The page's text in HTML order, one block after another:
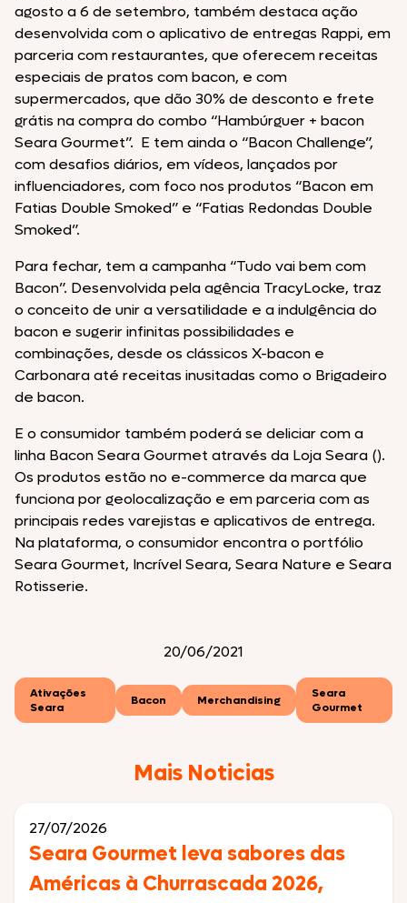
agosto a 6 de setembro, também destaca ação
desenvolvida com o aplicativo de entregas Rappi, em
parceria com restaurantes, que oferecem receitas
especiais de pratos com bacon, e com
supermercados, que dão 30% de desconto e frete
grátis na compra do combo “Hambúrguer + bacon
Seara Gourmet”. E tem ainda o “Bacon Challenge”,
com desafios diários, em vídeos, lançados por
influenciadores, com foco nos produtos “Bacon em
Fatias Double Smoked” e “Fatias Redondas Double
Smoked”.
Para fechar, tem a campanha “Tudo vai bem com
Bacon”. Desenvolvida pela agência TracyLocke, traz
o conceito de unir a versatilidade e a indulgência do
bacon e sugerir infinitas possibilidades e
combinações, desde os clássicos X-bacon e
Carbonara até receitas inusitadas como o Brigadeiro
de bacon.
E o consumidor também poderá se deliciar com a
linha Bacon Seara Gourmet através da Loja Seara ().
Os produtos estão no e-commerce da marca que
funciona por geolocalização e em parceria com as
principais redes varejistas e aplicativos de entrega.
Na plataforma, o consumidor encontra o portfólio
Seara Gourmet, Incrível Seara, Seara Nature e Seara
Rotisserie.
20/06/2021
Ativações
Seara
Bacon Merchandising
Seara
Gourmet
Mais Noticias
27/07/2026
Seara Gourmet leva sabores das
Américas à Churrascada 2026,